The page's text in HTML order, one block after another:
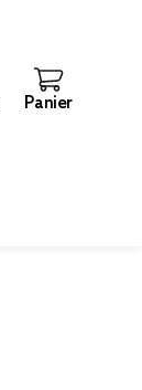
Panier